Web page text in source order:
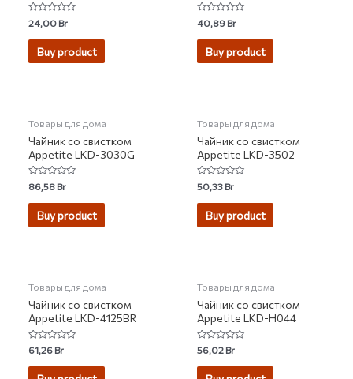
Rated
0
out
24,00Br
Buy product
Rated
0
out
40,89Br
Buy product
Товары для дома
Чайник со свистком
Appetite LKD-3030G
Rated
0
out
86,58Br
Buy product
Товары для дома
Чайник со свистком
Appetite LKD-3502
Rated
0
out
50,33Br
Buy product
Товары для дома
Чайник со свистком
Appetite LKD-4125BR
Rated
0
out
61,26Br
Товары для дома
Чайник со свистком
Appetite LKD-H044
Rated
0
out
56,02Br